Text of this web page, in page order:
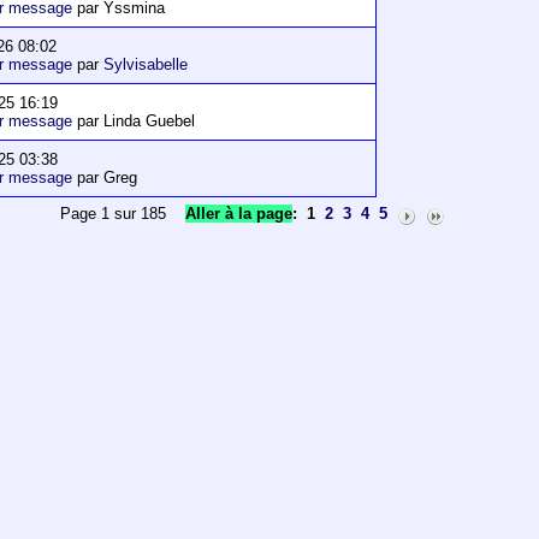
message par Yssmina
08:02
message parSylvisabelle
16:19
message par Linda Guebel
03:38
message par Greg
Page 1 sur 185 Aller à la page: 1 2 3 4 5